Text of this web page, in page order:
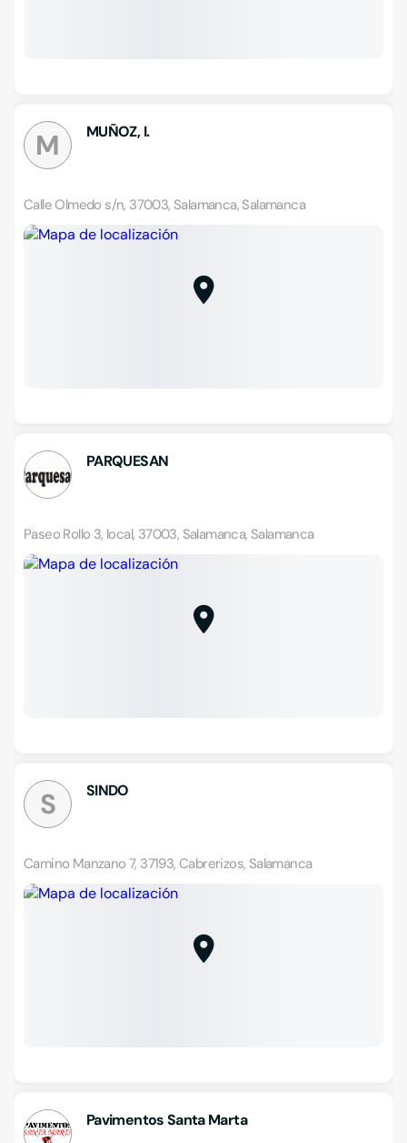
M MUÑOZ, I.
Calle Olmedo s/n, 37003, Salamanca, Salamanca
PARQUESAN
Paseo Rollo 3, local, 37003, Salamanca, Salamanca
S SINDO
Camino Manzano 7, 37193, Cabrerizos, Salamanca
Pavimentos Santa Marta